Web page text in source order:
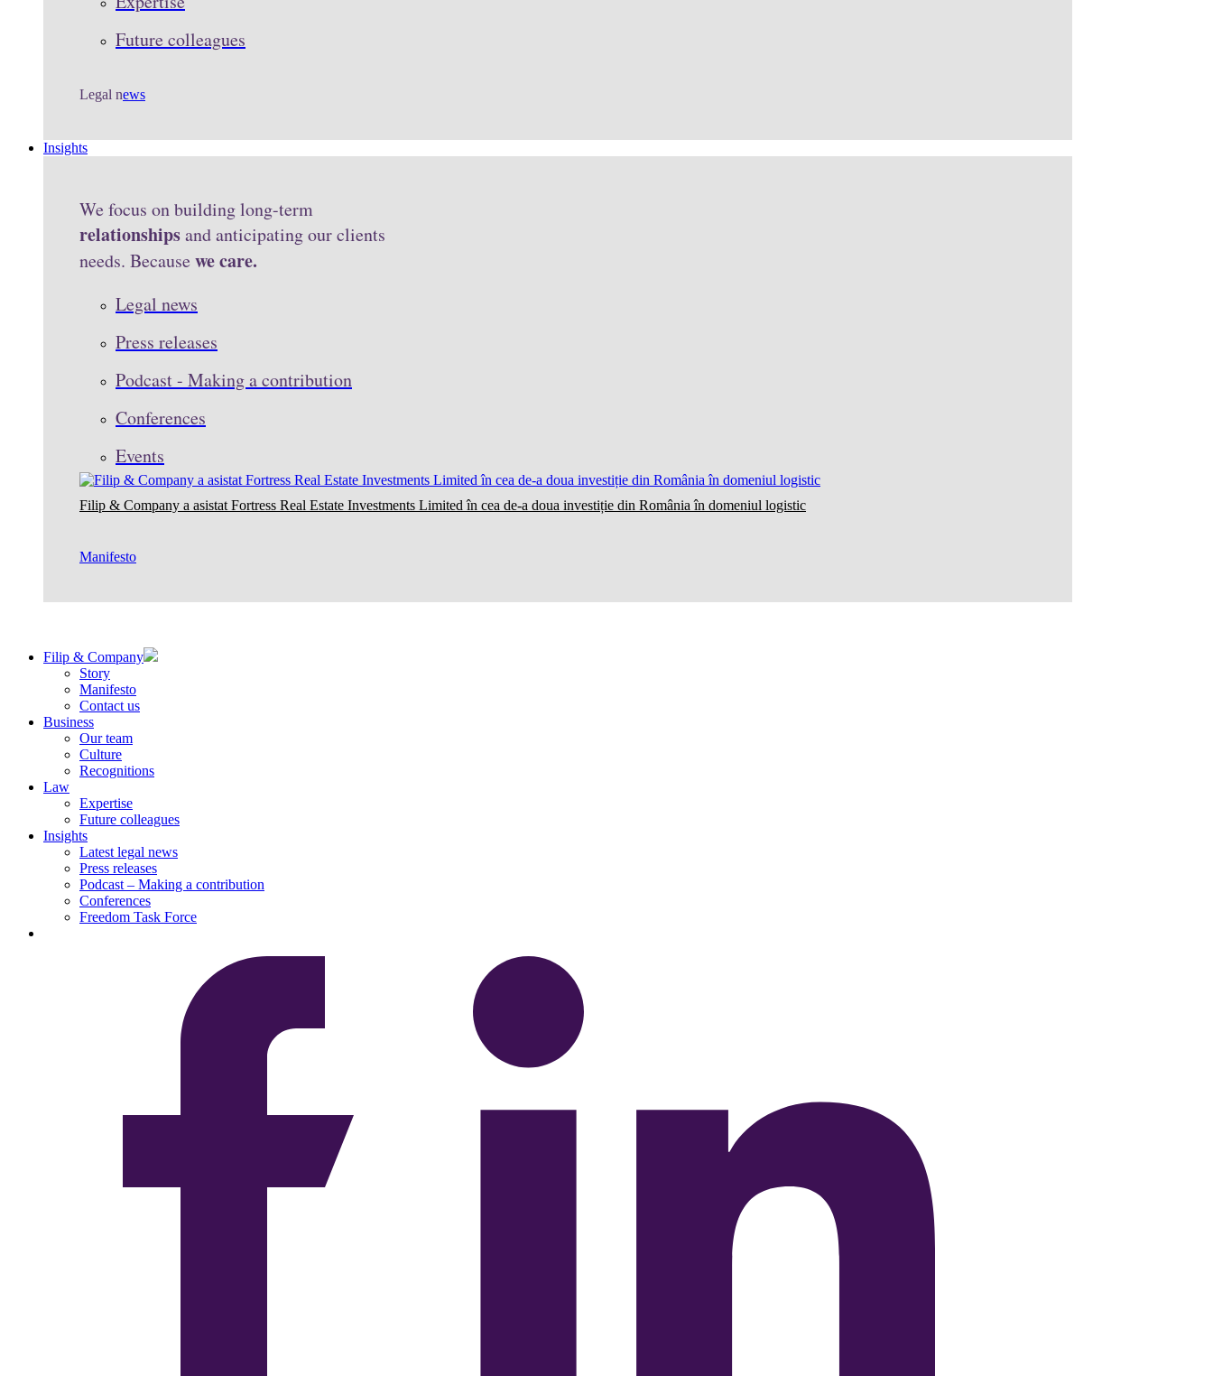
Future colleagues
Legal news
Insights
We focus on building long-term
relationshipsand anticipating our clients
needs. Because we care.
Legal news
Press releases
Podcast - Making a contribution
Conferences
Events
Filip & Company a asistat Fortress Real Estate Investments Limited în cea de-a doua investiție din România în domeniul logistic
Manifesto
Filip & Company
Story
Manifesto
Contact us
Business
Our team
Culture
Recognitions
Law
Expertise
Future colleagues
Insights
Latest legal news
Press releases
Podcast – Making a contribution
Conferences
Freedom Task Force